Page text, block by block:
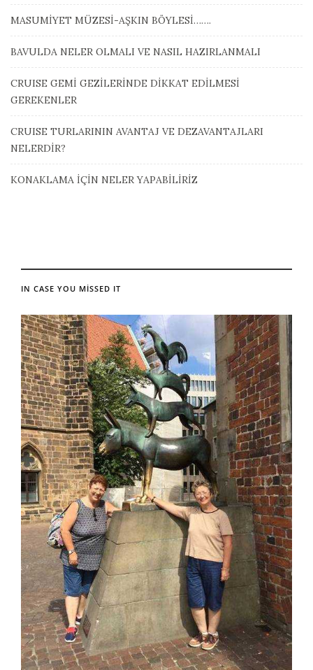
MASUMİYET MÜZESİ-AŞKIN BÖYLESİ…….
BAVULDA NELER OLMALI VE NASIL HAZIRLANMALI
CRUISE GEMİ GEZİLERİNDE DİKKAT EDİLMESİ
GEREKENLER
CRUISE TURLARININ AVANTAJ VE DEZAVANTAJLARI
NELERDİR?
KONAKLAMA İÇİN NELER YAPABİLİRİZ
IN CASE YOU MISSED IT